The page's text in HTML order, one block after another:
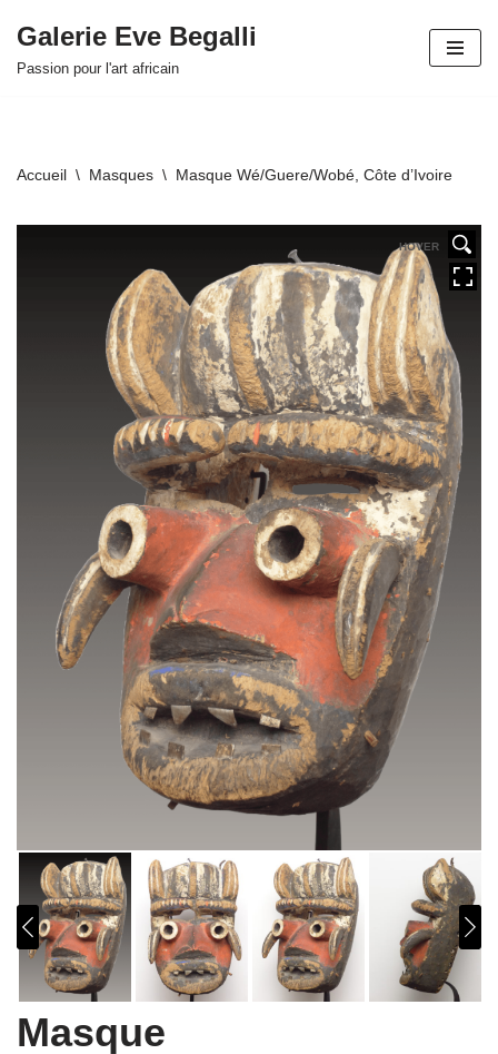
Aller
Galerie Eve Begalli
Passion pour l'art africain
Accueil \ Masques \ Masque Wé/Guere/Wobé, Côte d’Ivoire
HOVER
Masque